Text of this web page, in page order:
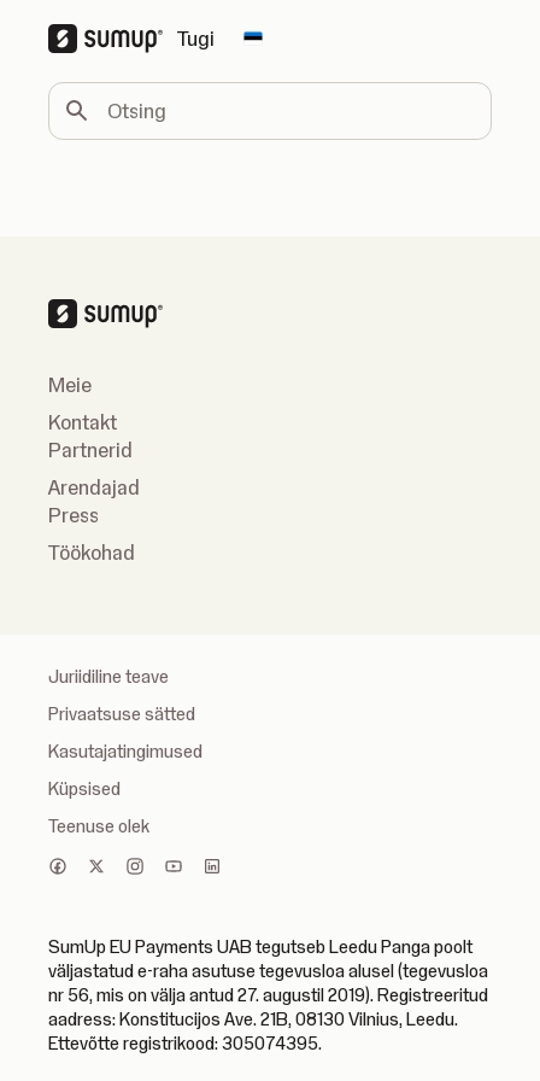
Tugi
Otsing
Meie
Kontakt
Partnerid
Arendajad
Press
Töökohad
Juriidiline teave
Privaatsuse sätted
Kasutajatingimused
Küpsised
Teenuse olek
SumUp EU Payments UAB tegutseb Leedu Panga poolt
väljastatud e-raha asutuse tegevusloa alusel (tegevusloa
nr 56, mis on välja antud 27. augustil 2019). Registreeritud
aadress: Konstitucijos Ave. 21B, 08130 Vilnius, Leedu.
Ettevõtte registrikood: 305074395.